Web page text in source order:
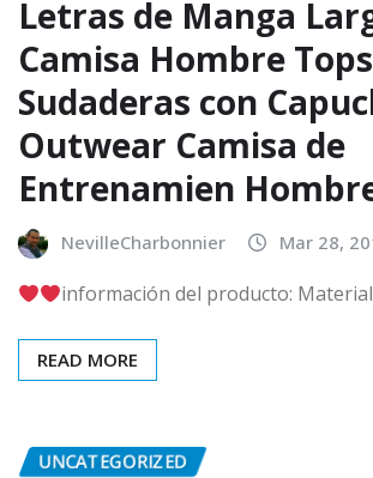
Letras de Manga
Camisa Hombre
Sudaderas con
Outwear Camisa de
Entrenamien
NevilleCharbonnier Mar 28,
información del producto:
READ MORE
UNCATEGORIZED